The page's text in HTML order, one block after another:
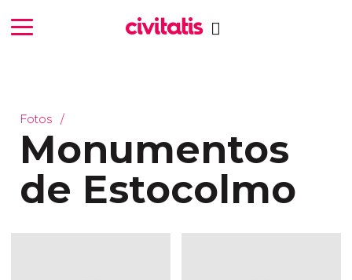
Fotos
Monumentos
de Estocolmo